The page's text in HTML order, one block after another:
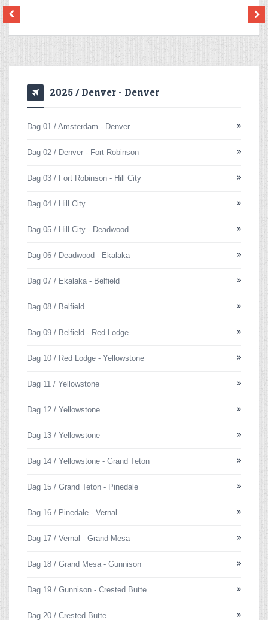
2025 / Denver - Denver
Dag 01 / Amsterdam - Denver
Dag 02 / Denver - Fort Robinson
Dag 03 / Fort Robinson - Hill City
Dag 04 / Hill City
Dag 05 / Hill City - Deadwood
Dag 06 / Deadwood - Ekalaka
Dag 07 / Ekalaka - Belfield
Dag 08 / Belfield
Dag 09 / Belfield - Red Lodge
Dag 10 / Red Lodge - Yellowstone
Dag 11 / Yellowstone
Dag 12 / Yellowstone
Dag 13 / Yellowstone
Dag 14 / Yellowstone - Grand Teton
Dag 15 / Grand Teton - Pinedale
Dag 16 / Pinedale - Vernal
Dag 17 / Vernal - Grand Mesa
Dag 18 / Grand Mesa - Gunnison
Dag 19 / Gunnison - Crested Butte
Dag 20 / Crested Butte